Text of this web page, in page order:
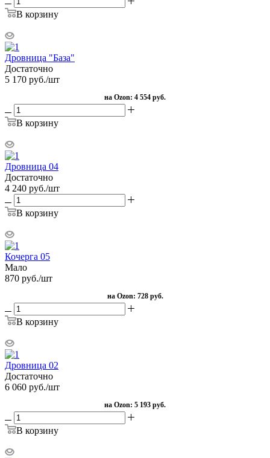
В корзину
Дровница "База"
Достаточно
5 170 руб./шт
на Ozon: 4 554 руб.
В корзину
Дровница 04
Достаточно
4 240 руб./шт
В корзину
Кочерга 05
Мало
870 руб./шт
на Ozon: 728 руб.
В корзину
Дровница 02
Достаточно
6 060 руб./шт
на Ozon: 5 193 руб.
В корзину